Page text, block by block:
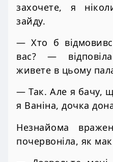
захочете, я
зайду.
— Хто б
вас? —
живете в цьому
— Так. Але я бачу,
я Ваніна, дочка
Незнайома
почервоніла, як